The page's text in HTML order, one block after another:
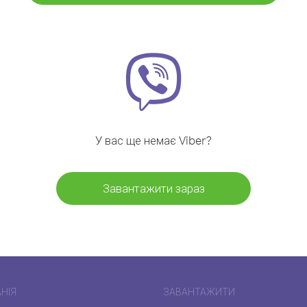
У вас ще немає Viber?
Завантажити зараз
ЗАВАНТАЖИТИ